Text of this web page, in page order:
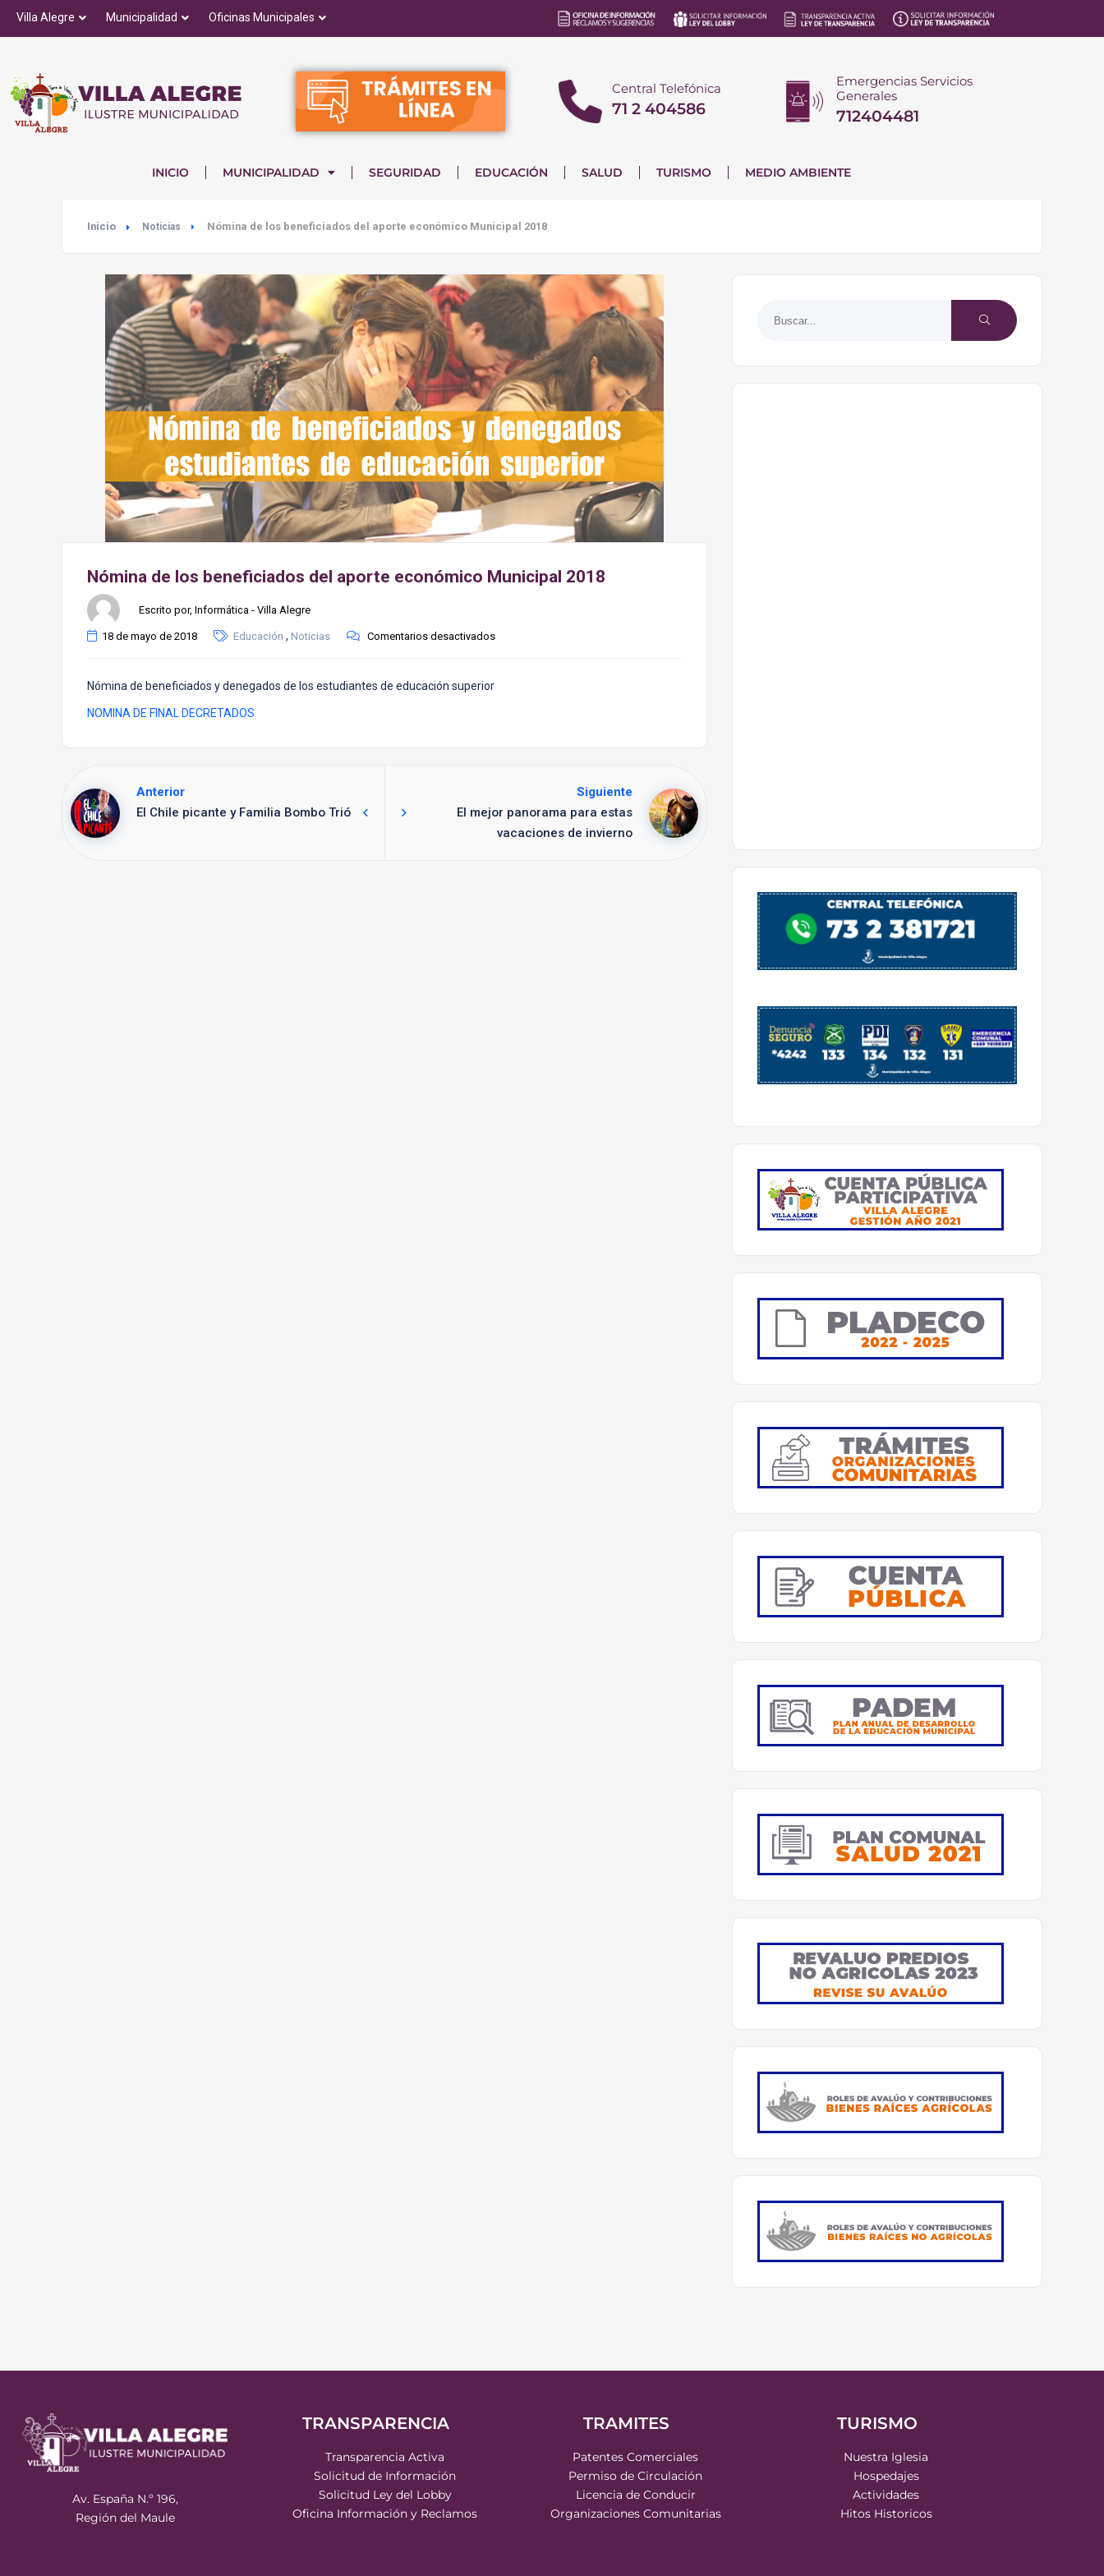
Villa Alegre Municipalidad Oficinas Municipales
Central Telefónica
71 2 404586
Emergencias Servicios
Generales
712404481
INICIO MUNICIPALIDAD SEGURIDAD EDUCACIÓN SALUD TURISMO MEDIO AMBIENTE
Inicio Noticias Nómina de los beneficiados del aporte económico Municipal 2018
Nómina de los beneficiados del aporte económico Municipal 2018
Escrito por, Informática - Villa Alegre
18 de mayo de 2018 Educación , Noticias Comentarios desactivados
Nómina de beneficiados y denegados de los estudiantes de educación superior
NOMINA DE FINAL DECRETADOS
Anterior
El Chile picante y Familia Bombo Trió
Siguiente
El mejor panorama para estas
vacaciones de invierno
Av. España N.º 196,
Región del Maule
TRANSPARENCIA
Transparencia Activa
Solicitud de Información
Solicitud Ley del Lobby
Oficina Información y Reclamos
TRAMITES
Patentes Comerciales
Permiso de Circulación
Licencia de Conducir
Organizaciones Comunitarias
TURISMO
Nuestra Iglesia
Hospedajes
Actividades
Hitos Historicos